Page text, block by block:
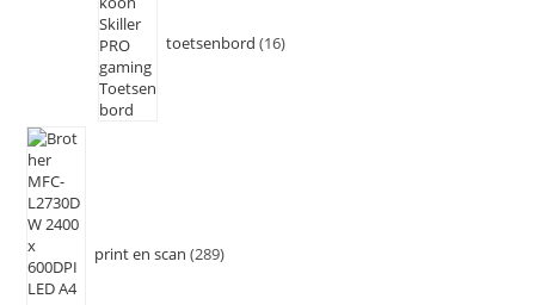
toetsenbord 16
print en scan 289